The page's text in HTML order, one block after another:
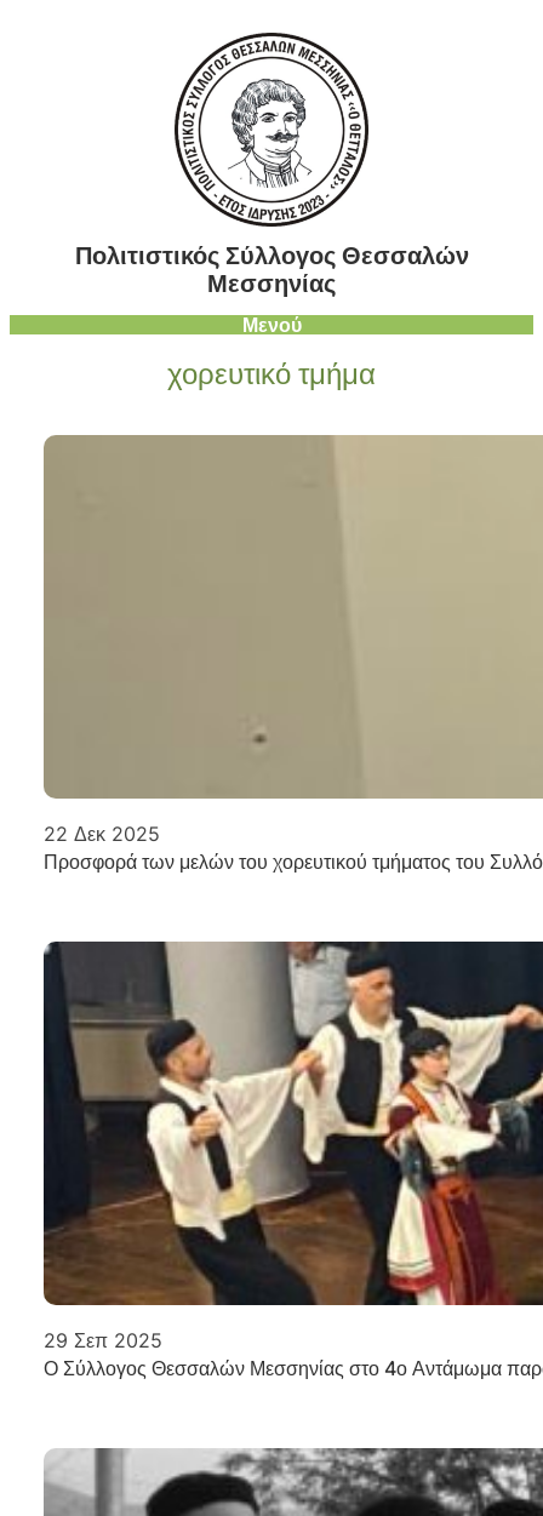
Πολιτιστικός Σύλλογος Θεσσαλών
Μεσσηνίας
Μενού
χορευτικό τμήμα
22 Δεκ 2025
Προσφορά των μελών του χορευτικού τμήματος του
29 Σεπ 2025
Ο Σύλλογος Θεσσαλών Μεσσηνίας στο 4ο Αντάμωμα